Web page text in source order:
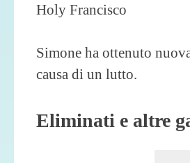
Holy Francisco
Simone ha ottenuto
causa di un lutto.
Eliminati e altre